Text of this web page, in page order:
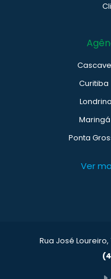
Curitiba
Londrina
Maringá
Ponta
Ver
Rua José